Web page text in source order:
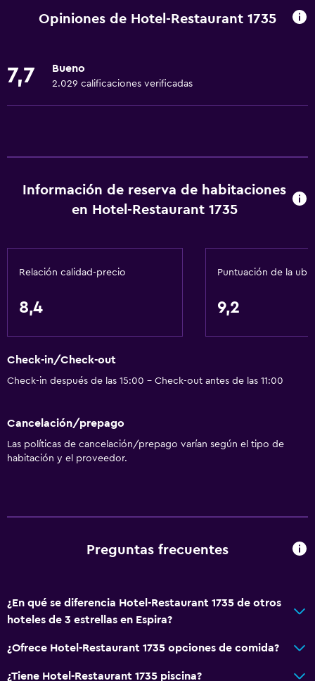
Artículos de aseo gratis
Para no fumadores
Ducha adaptada para silla de ruedas
Plantas superiores accesibles por escaleras
Secador de pelo
Aseo
Ducha
Baño privado
Comedor
Restaurante
TV por cable o vía satélite
Estacionamiento y transporte
Aire libre
Opiniones de Hotel-Restaurant 1735
7,7 Bueno
2.029 calificaciones verificadas
Información de reserva de habitaciones
en Hotel-Restaurant 1735
Relación calidad-precio
8,4
Puntuación de la
9,2
Check-in/Check-out
Check-in después de las 15:00 - Check-out antes de las 11:00
Cancelación/prepago
Las políticas de cancelación/prepago varían según el tipo de
habitación y el proveedor.
Preguntas frecuentes
¿En qué se diferencia Hotel-Restaurant 1735 de otros
hoteles de 3 estrellas en Espira?
¿Ofrece Hotel-Restaurant 1735 opciones de comida?
¿Tiene Hotel-Restaurant 1735 piscina?